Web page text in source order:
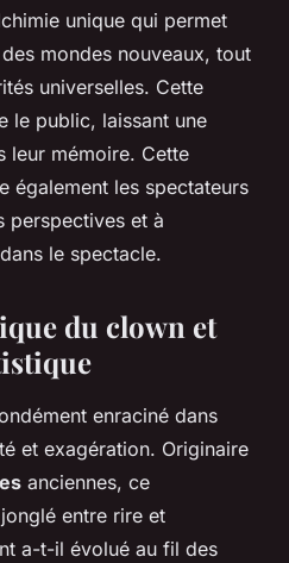
unique qui permet
mondes nouveaux, tout
universelles. Cette
le public, laissant une
leur mémoire. Cette
également les spectateurs
perspectives et à
le spectacle.
du clown et
enraciné dans
et exagération. Originaire
anciennes, ce
entre rire et
a-t-il évolué au fil des